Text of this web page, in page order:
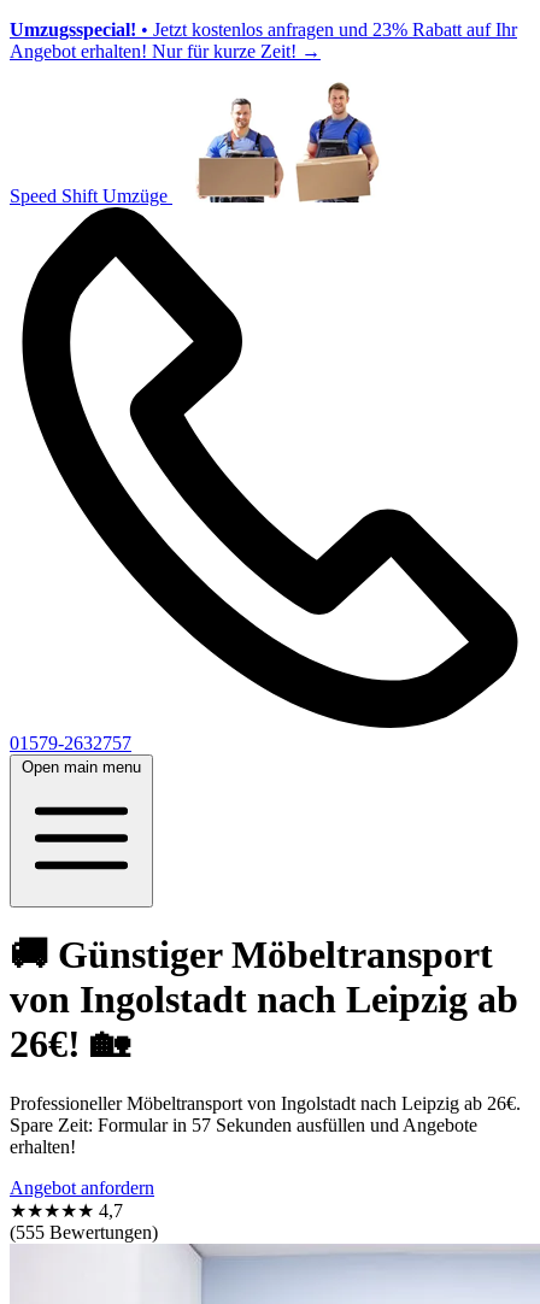
Umzugsspecial! • Jetzt kostenlos anfragen und 23% Rabatt auf Ihr
Angebot erhalten! Nur für kurze Zeit! →
Speed Shift Umzüge
01579-2632757
Open main menu
🚚 Günstiger Möbeltransport
von Ingolstadt nach Leipzig ab
26€! 🏡
Professioneller Möbeltransport von Ingolstadt nach Leipzig ab 26€.
Spare Zeit: Formular in 57 Sekunden ausfüllen und Angebote
erhalten!
Angebot anfordern
★★★★★ 4,7
(555 Bewertungen)